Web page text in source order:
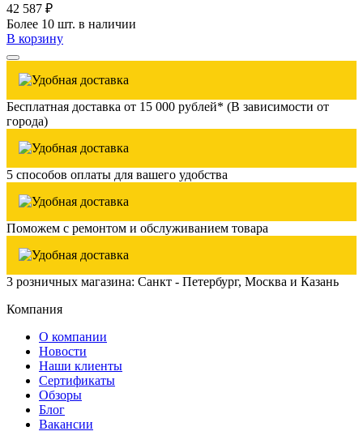
42 587 ₽
Более 10 шт. в наличии
В корзину
Бесплатная доставка от 15 000 рублей* (В зависимости от
города)
5 способов оплаты для вашего удобства
Поможем с ремонтом и обслуживанием товара
3 розничных магазина: Санкт - Петербург, Москва и Казань
Компания
О компании
Новости
Наши клиенты
Сертификаты
Обзоры
Блог
Вакансии